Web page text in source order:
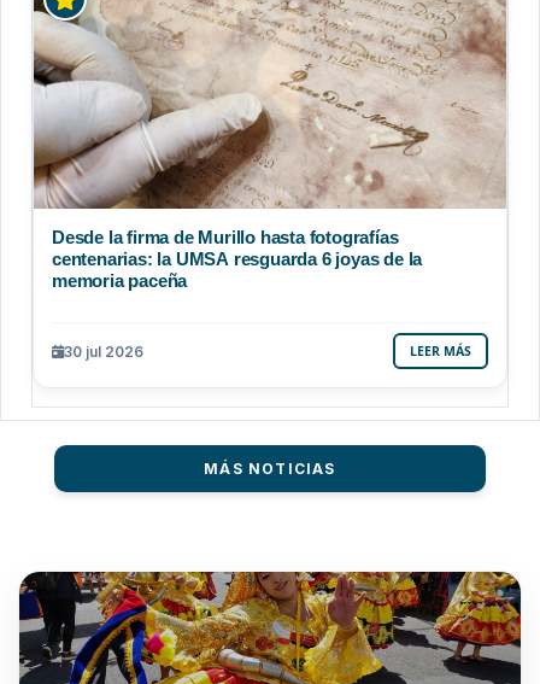
Desde la firma de Murillo hasta fotografías
centenarias: la UMSA resguarda 6 joyas de la
memoria paceña
30 jul 2026 LEER MÁS
MÁS NOTICIAS